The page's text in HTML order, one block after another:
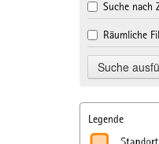
Suche nach
Räumliche
Legende